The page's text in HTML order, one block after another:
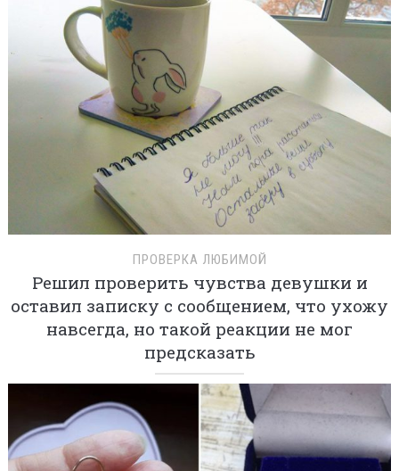
ПРОВЕРКА ЛЮБИМОЙ
Решил проверить чувства девушки и
оставил записку с сообщением, что ухожу
навсегда, но такой реакции не мог
предсказать